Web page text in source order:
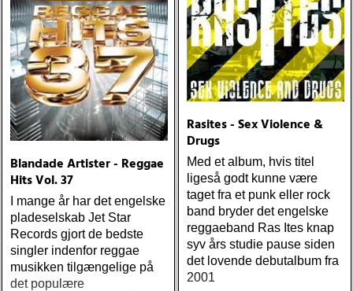
Blandade Artister - Reggae
Hits Vol. 37
I mange år har det engelske
pladeselskab Jet Star
Records gjort de bedste
singler indenfor reggae
musikken tilgængelige på
det populære
Rasites - Sex Violence &
Drugs
Med et album, hvis titel
ligeså godt kunne være
taget fra et punk eller rock
band bryder det engelske
reggaeband Ras Ites knap
syv års studie pause siden
det lovende debutalbum fra
2001